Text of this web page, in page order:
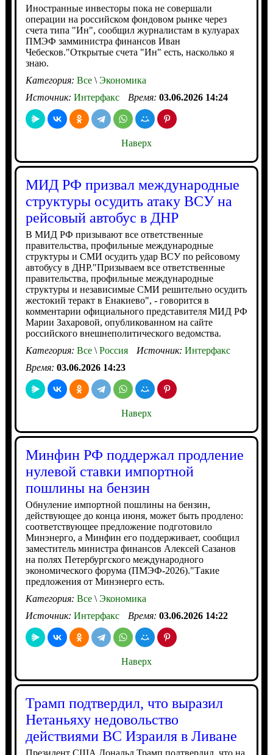
Иностранные инвесторы пока не совершали
операции на российском фондовом рынке через
счета типа "Ин", сообщил журналистам в кулуарах
ПМЭФ замминистра финансов Иван
Чебесков."Открытые счета "Ин" есть, насколько я
знаю.
Категория: Все\Экономика
Источник: Интерфакс Время: 03.06.2026 14:24
Наверх
МИД РФ призвал международные
структуры осудить атаку ВСУ на
рейсовый автобус в ДНР
В МИД РФ призывают все ответственные
правительства, профильные международные
структуры и СМИ осудить удар ВСУ по рейсовому
автобусу в ДНР."Призываем все ответственные
правительства, профильные международные
структуры и независимые СМИ решительно осудить
жестокий теракт в Енакиево", - говорится в
комментарии официального представителя МИД РФ
Марии Захаровой, опубликованном на сайте
российского внешнеполитического ведомства.
Категория: Все\Россия Источник: Интерфакс
Время: 03.06.2026 14:23
Наверх
Минфин РФ поддержал продление
нулевой ставки импортной
пошлины на бензин
Обнуление импортной пошлины на бензин,
действующее до конца июня, может быть продлено:
соответствующее предложение подготовило
Минэнерго, а Минфин его поддерживает, сообщил
заместитель министра финансов Алексей Сазанов
на полях Петербургского международного
экономического форума (ПМЭФ-2026)."Такие
предложения от Минэнерго есть.
Категория: Все\Экономика
Источник: Интерфакс Время: 03.06.2026 14:22
Наверх
Трамп подтвердил, что выразил
Нетаньяху недовольство
действиями ВС Израиля в Ливане
Президент США Дональд Трамп подтвердил, что на